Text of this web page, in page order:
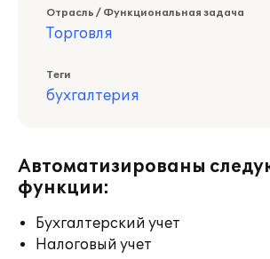
Отрасль / Функциональная задача
Торговля
Теги
бухгалтерия
Автоматизированы
функции:
Бухгалтерский учет
Налоговый учет